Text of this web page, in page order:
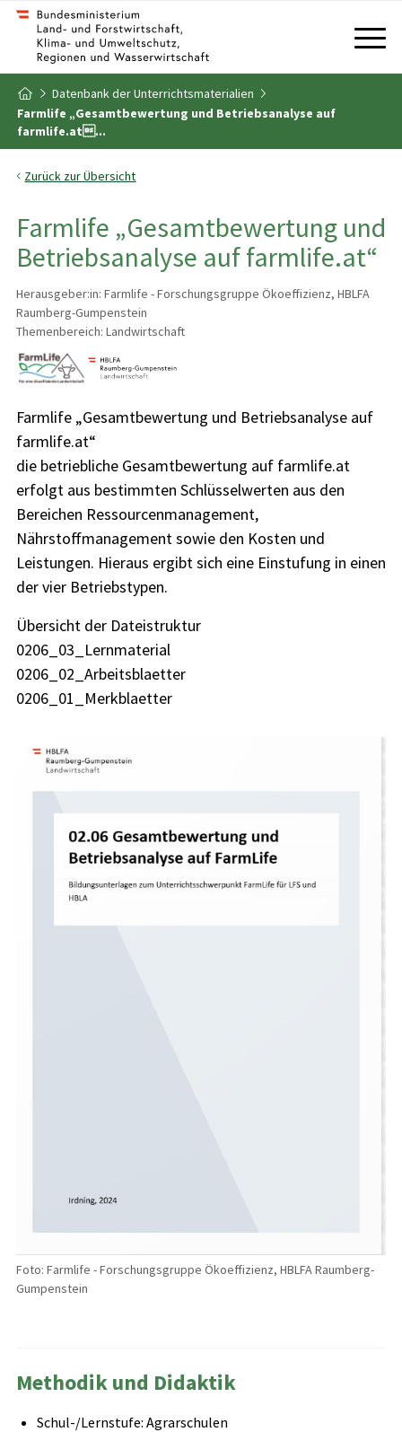
Zum Inhalt
Zum Inhaltsverzeichnis
Zur Startseite
Datenbank der Unterrichtsmaterialien
Farmlife „Gesamtbewertung und Betriebsanalyse auf
farmlife.at...
Zurück zur Übersicht
Farmlife „Gesamtbewertung und
Betriebsanalyse auf farmlife.at“
Herausgeber:in: Farmlife - Forschungsgruppe Ökoeffizienz, HBLFA
Raumberg-Gumpenstein
Themenbereich: Landwirtschaft
Farmlife „Gesamtbewertung und Betriebsanalyse auf
farmlife.at“
die betriebliche Gesamtbewertung auf farmlife.at
erfolgt aus bestimmten Schlüsselwerten aus den
Bereichen Ressourcenmanagement,
Nährstoffmanagement sowie den Kosten und
Leistungen. Hieraus ergibt sich eine Einstufung in einen
der vier Betriebstypen.
Übersicht der Dateistruktur
0206_03_Lernmaterial
0206_02_Arbeitsblaetter
0206_01_Merkblaetter
Foto: Farmlife - Forschungsgruppe Ökoeffizienz, HBLFA Raumberg-
Gumpenstein
Methodik und Didaktik
Schul-/Lernstufe: Agrarschulen